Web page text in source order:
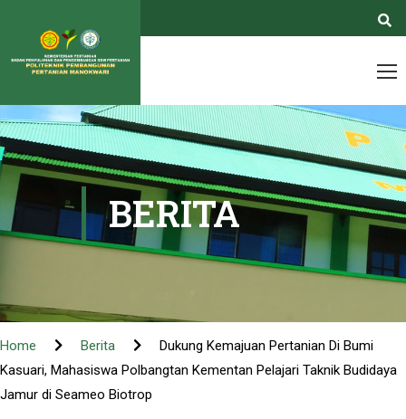
BERITA
Home Berita
Dukung Kemajuan Pertanian Di Bumi
Kasuari, Mahasiswa Polbangtan Kementan Pelajari Taknik Budidaya
Jamur di Seameo Biotrop